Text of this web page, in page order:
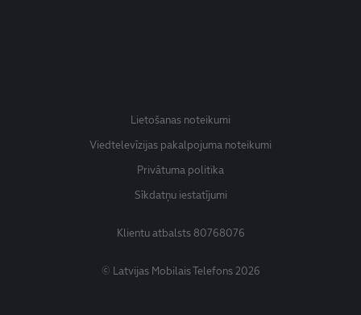
Lietošanas noteikumi
Viedtelevīzijas pakalpojuma noteikumi
Privātuma politika
Sīkdatņu iestatījumi
Klientu atbalsts80768076
© Latvijas Mobilais Telefons 2026